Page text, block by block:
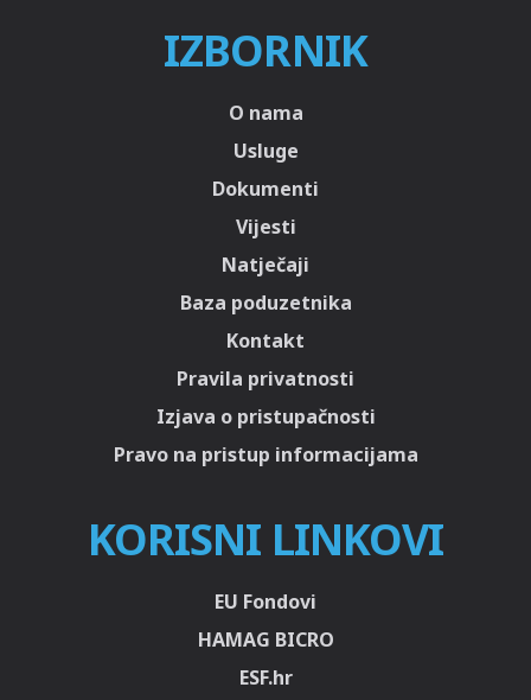
IZBORNIK
O nama
Usluge
Dokumenti
Vijesti
Natječaji
Baza poduzetnika
Kontakt
Pravila privatnosti
Izjava o pristupačnosti
Pravo na pristup informacijama
KORISNI LINKOVI
EU Fondovi
HAMAG BICRO
ESF.hr